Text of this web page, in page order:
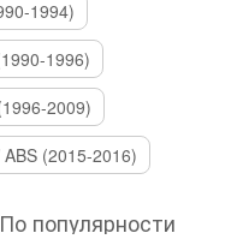
1994)
1996)
2009)
ABS (2015-2016)
По популярности